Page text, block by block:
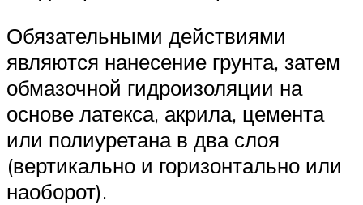
Обязательными действиями
являются нанесение грунта, затем
обмазочной гидроизоляции на
основе латекса, акрила, цемента
или полиуретана в два слоя
(вертикально и горизонтально или
наоборот).